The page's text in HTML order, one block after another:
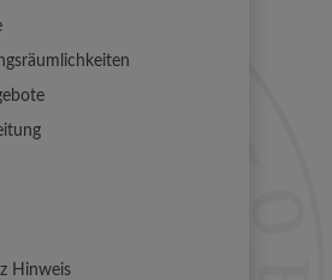
Hinweis